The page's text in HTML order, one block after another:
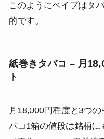
このようにベイプはタ
的です。
紙巻きタバコ – 月
ト
月18,000円程度と3つ
バコ1箱の値段は銘柄に